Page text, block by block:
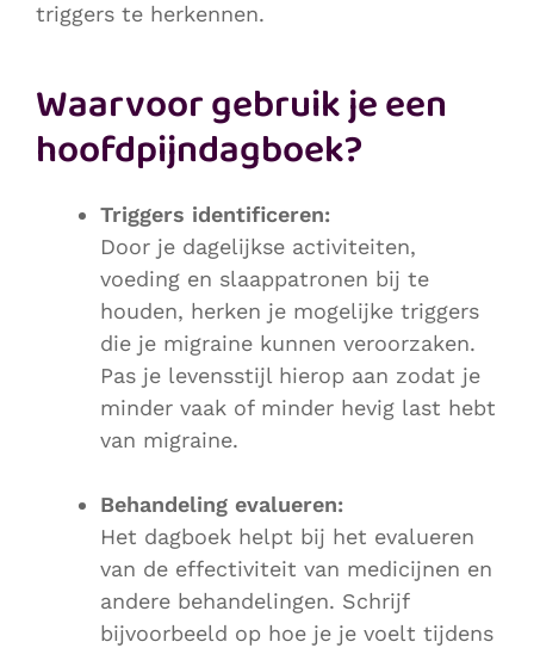
triggers te herkennen.
Waarvoor gebruik je een
hoofdpijndagboek?
Triggers identificeren:
Door je dagelijkse activiteiten,
voeding en slaappatronen bij te
houden, herken je mogelijke triggers
die je migraine kunnen veroorzaken.
Pas je levensstijl hierop aan zodat je
minder vaak of minder hevig last hebt
van migraine.
Behandeling evalueren:
Het dagboek helpt bij het evalueren
van de effectiviteit van medicijnen en
andere behandelingen. Schrijf
bijvoorbeeld op hoe je je voelt tijdens